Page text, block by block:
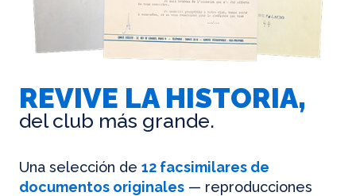
REVIVE LA HISTORIA,
del club más grande.
Una selección de 12 facsimilares de
documentos originales — reproducciones